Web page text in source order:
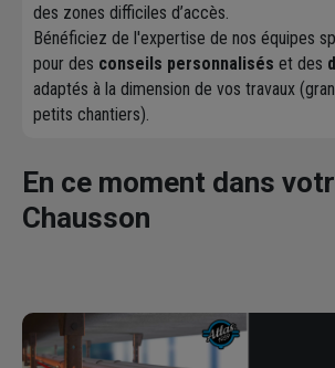
des zones difficiles d’accès.
Bénéficiez de l'expertise de nos équipes
pour des conseils personnalisés et des
adaptés à la dimension de vos travaux
petits chantiers).
En ce moment dans
Chausson